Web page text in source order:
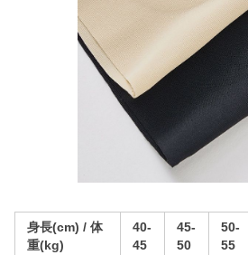
身長(cm) / 体
重(kg)
40-
45
45-
50
50-
55